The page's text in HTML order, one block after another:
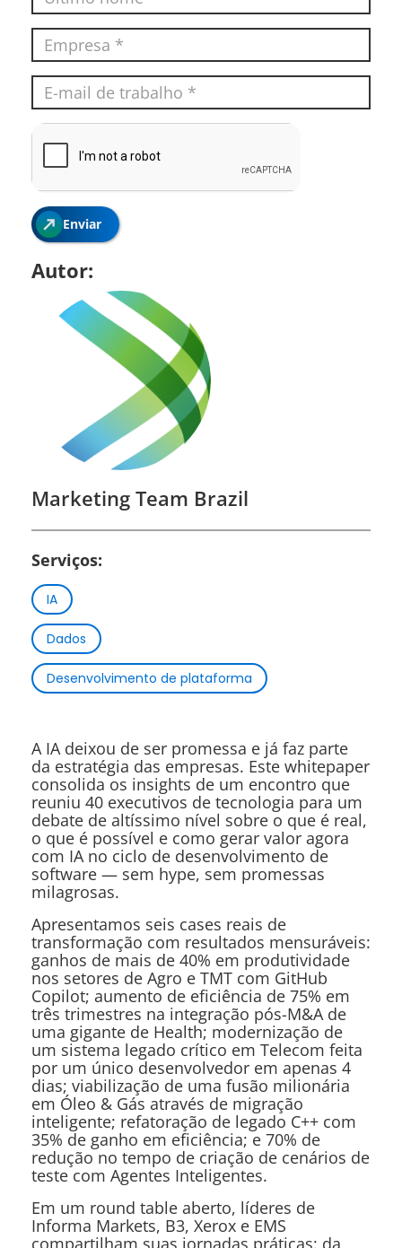
Enviar
Autor:
Marketing Team Brazil
Serviços:
IA
Dados
Desenvolvimento de plataforma
A IA deixou de ser promessa e já faz parte
da estratégia das empresas. Este whitepaper
consolida os insights de um encontro que
reuniu 40 executivos de tecnologia para um
debate de altíssimo nível sobre o que é real,
o que é possível e como gerar valor agora
com IA no ciclo de desenvolvimento de
software — sem hype, sem promessas
milagrosas.
Apresentamos seis cases reais de
transformação com resultados mensuráveis:
ganhos de mais de 40% em produtividade
nos setores de Agro e TMT com GitHub
Copilot; aumento de eficiência de 75% em
três trimestres na integração pós-M&A de
uma gigante de Health; modernização de
um sistema legado crítico em Telecom feita
por um único desenvolvedor em apenas 4
dias; viabilização de uma fusão milionária
em Óleo & Gás através de migração
inteligente; refatoração de legado C++ com
35% de ganho em eficiência; e 70% de
redução no tempo de criação de cenários de
teste com Agentes Inteligentes.
Em um round table aberto, líderes de
Informa Markets, B3, Xerox e EMS